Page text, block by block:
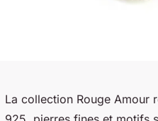
La collection Rouge Amour